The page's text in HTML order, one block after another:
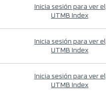
Inicia sesión para ver el
UTMB Index
Inicia sesión para ver el
UTMB Index
Inicia sesión para ver el
UTMB Index